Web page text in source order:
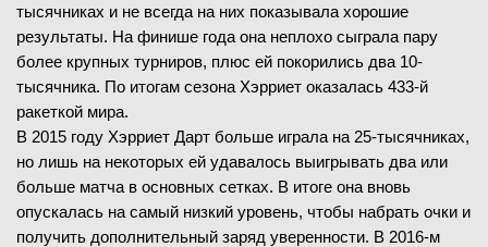
тысячниках и не всегда на них показывала хорошие
результаты. На финише года она неплохо сыграла пару
более крупных турниров, плюс ей покорились два 10-
тысячника. По итогам сезона Хэрриет оказалась 433-й
ракеткой мира.
В 2015 году Хэрриет Дарт больше играла на 25-тысячниках,
но лишь на некоторых ей удавалось выигрывать два или
больше матча в основных сетках. В итоге она вновь
опускалась на самый низкий уровень, чтобы набрать очки и
получить дополнительный заряд уверенности. В 2016-м